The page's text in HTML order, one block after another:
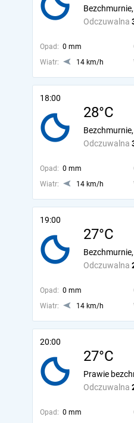
Odczuwalna
Opad: 0 mm
Wiatr:
14 km/h
18:00
28°C
Odczuwalna
Opad: 0 mm
Wiatr:
14 km/h
19:00
27°C
Odczuwalna
Opad: 0 mm
Wiatr:
14 km/h
20:00
27°C
Odczuwalna
Prawie
Opad: 0 mm